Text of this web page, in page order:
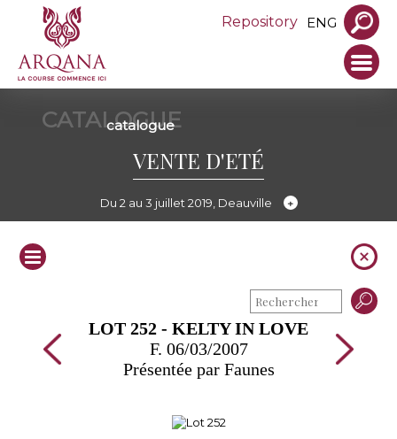
Repository ENG
CATALOGUE
catalogue
VENTE D'ETÉ
Du 2 au 3 juillet 2019, Deauville
LOT 252 - KELTY IN LOVE
F. 06/03/2007
Présentée par Faunes